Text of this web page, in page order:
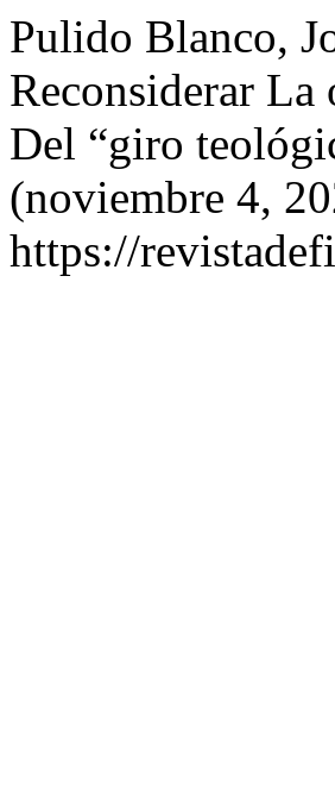
Pulido Blanco,
Reconsiderar
Del “giro
(noviembre 4,
https://